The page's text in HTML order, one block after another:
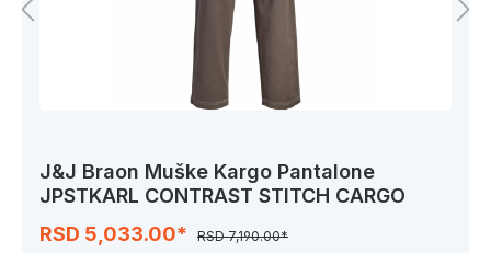
J&J Braon Muške Kargo Pantalone
JPSTKARL CONTRAST STITCH CARGO
RSD 5,033.00*
RSD 7,190.00*